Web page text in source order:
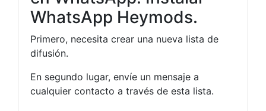
WhatsApp Heymods.
Primero, necesita crear una nueva lista de
difusión.
En segundo lugar, envíe un mensaje a
cualquier contacto a través de esta lista.